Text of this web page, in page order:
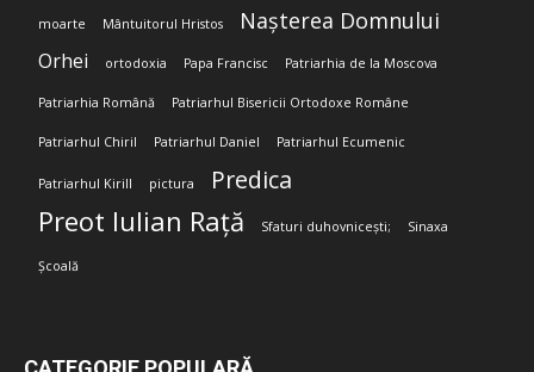
moarte Mântuitorul Hristos Nașterea Domnului
Orhei ortodoxia Papa Francisc Patriarhia de la Moscova
Patriarhia Română Patriarhul Bisericii Ortodoxe Române
Patriarhul Chiril Patriarhul Daniel Patriarhul Ecumenic
Patriarhul Kirill pictura Predica
Preot Iulian Rață Sfaturi duhovnicești; Sinaxa
Școală